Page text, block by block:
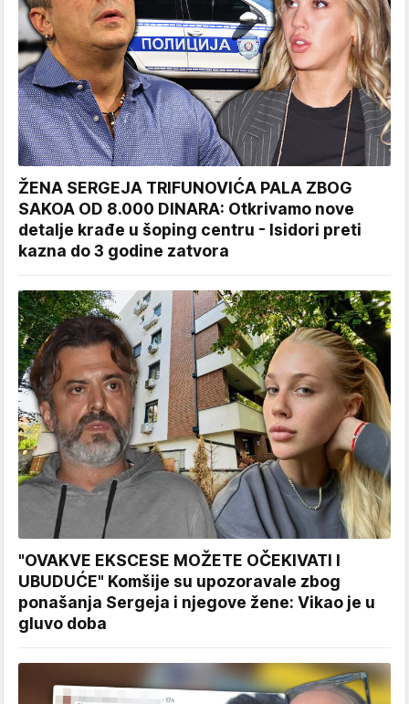
ŽENA SERGEJA TRIFUNOVIĆA PALA ZBOG
SAKOA OD 8.000 DINARA: Otkrivamo nove
detalje krađe u šoping centru - Isidori preti
kazna do 3 godine zatvora
"OVAKVE EKSCESE MOŽETE OČEKIVATI I
UBUDUĆE" Komšije su upozoravale zbog
ponašanja Sergeja i njegove žene: Vikao je u
gluvo doba